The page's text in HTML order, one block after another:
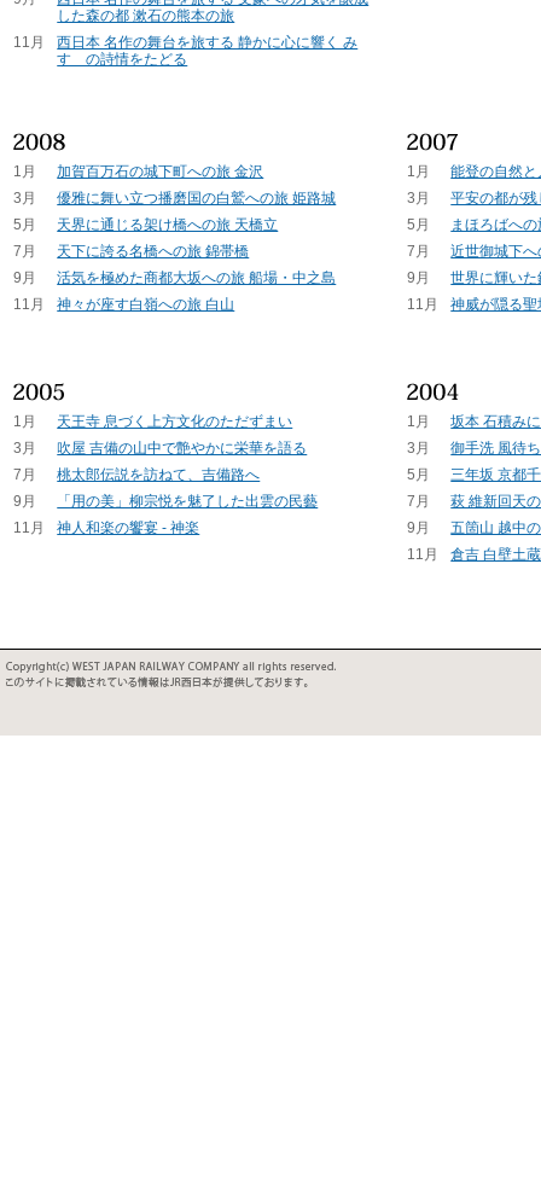
した森の都 漱石の熊本の旅
11月
西日本 名作の舞台を旅する 静かに心に響く み
すゞの詩情をたどる
1月
加賀百万石の城下町への旅 金沢
3月
優雅に舞い立つ播磨国の白鷲への旅 姫路城
5月
天界に通じる架け橋への旅 天橋立
7月
天下に誇る名橋への旅 錦帯橋
9月
活気を極めた商都大坂への旅 船場・中之島
11月
神々が座す白嶺への旅 白山
1月
能登の自然
3月
平安の都が
5月
まほろばへ
7月
近世御城下
9月
世界に輝い
11月
神威が隠る
1月
天王寺 息づく上方文化のただずまい
3月
吹屋 吉備の山中で艶やかに栄華を語る
7月
桃太郎伝説を訪ねて、吉備路へ
9月
「用の美」柳宗悦を魅了した出雲の民藝
11月
神人和楽の饗宴 - 神楽
1月
坂本 石積み
3月
御手洗 風待
5月
三年坂 京都
7月
萩 維新回天
9月
五箇山 越中
11月
倉吉 白壁土